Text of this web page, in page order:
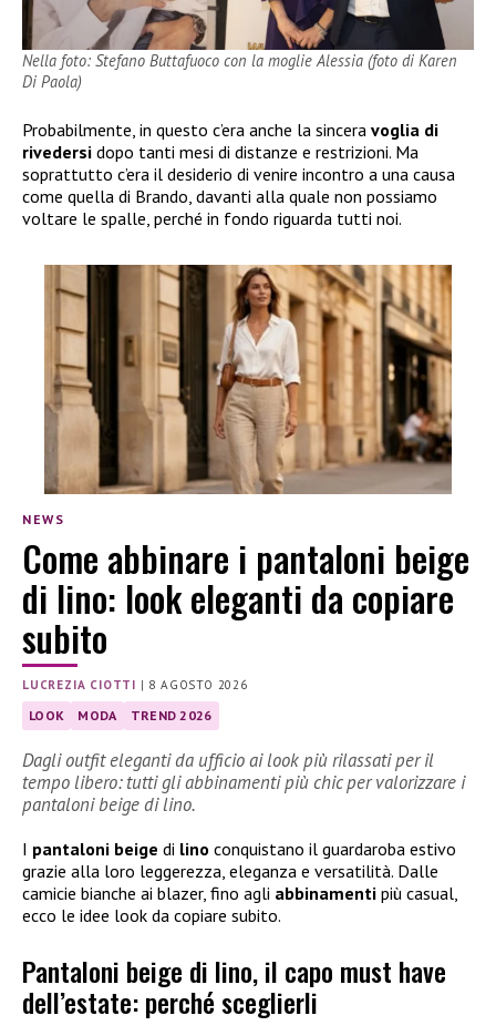
Nella foto: Stefano Buttafuoco con la moglie Alessia (foto di Karen
Di Paola)
Probabilmente, in questo c’era anche la sincera voglia di
rivedersi dopo tanti mesi di distanze e restrizioni. Ma
soprattutto c’era il desiderio di venire incontro a una causa
come quella di Brando, davanti alla quale non possiamo
voltare le spalle, perché in fondo riguarda tutti noi.
NEWS
Come abbinare i pantaloni beige
di lino: look eleganti da copiare
subito
LUCREZIA CIOTTI | 8 AGOSTO 2026
LOOK MODA TREND 2026
Dagli outfit eleganti da ufficio ai look più rilassati per il
tempo libero: tutti gli abbinamenti più chic per valorizzare i
pantaloni beige di lino.
I pantaloni beige di lino conquistano il guardaroba estivo
grazie alla loro leggerezza, eleganza e versatilità. Dalle
camicie bianche ai blazer, fino agli abbinamenti più casual,
ecco le idee look da copiare subito.
Pantaloni beige di lino, il capo must have
dell’estate: perché sceglierli